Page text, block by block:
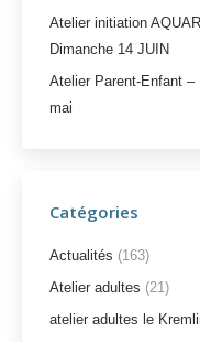
Atelier initiation
Dimanche 14 JUIN
Atelier Parent-Enfant
mai
Catégories
Actualités (163)
Atelier adultes (21)
atelier adultes le